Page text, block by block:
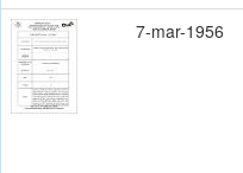
7-mar-1956